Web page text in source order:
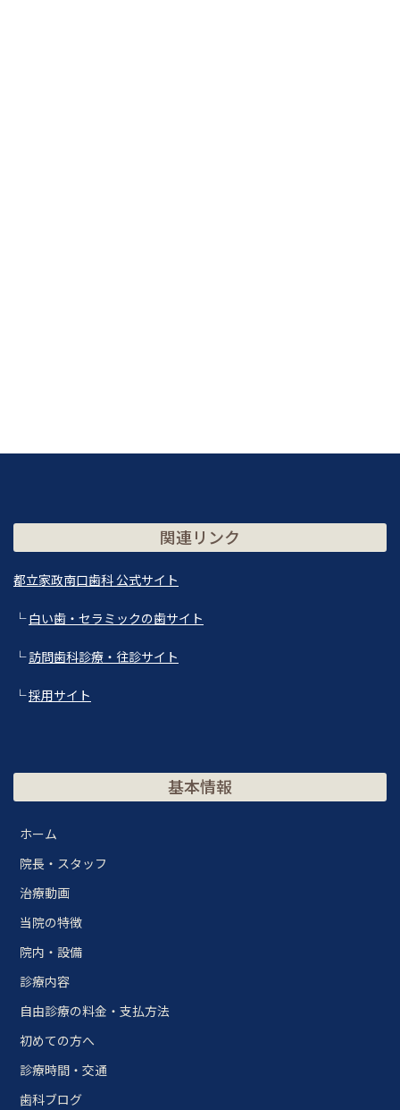
関連リンク
都立家政南口歯科 公式サイト
└白い歯・セラミックの歯サイト
└訪問歯科診療・往診サイト
└採用サイト
基本情報
ホーム
院長・スタッフ
治療動画
当院の特徴
院内・設備
診療内容
自由診療の料金・支払方法
初めての方へ
診療時間・交通
歯科ブログ